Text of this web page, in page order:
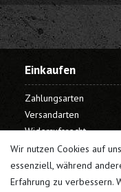
Wir nutzen Cookies auf
essenziell, während
Erfahrung zu verbessern.
Einkaufen
Zahlungsarten
Versandarten
Widerrufsrecht
Warenkorb
Kasse
Mein Konto